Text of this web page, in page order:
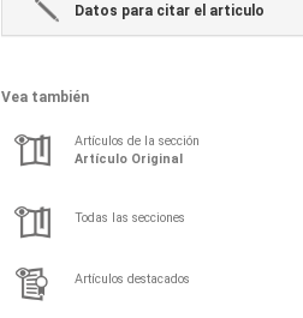
Datos para citar el articulo
Vea también
Artículos de la sección
Artí­culo Original
Todas las secciones
Artículos destacados